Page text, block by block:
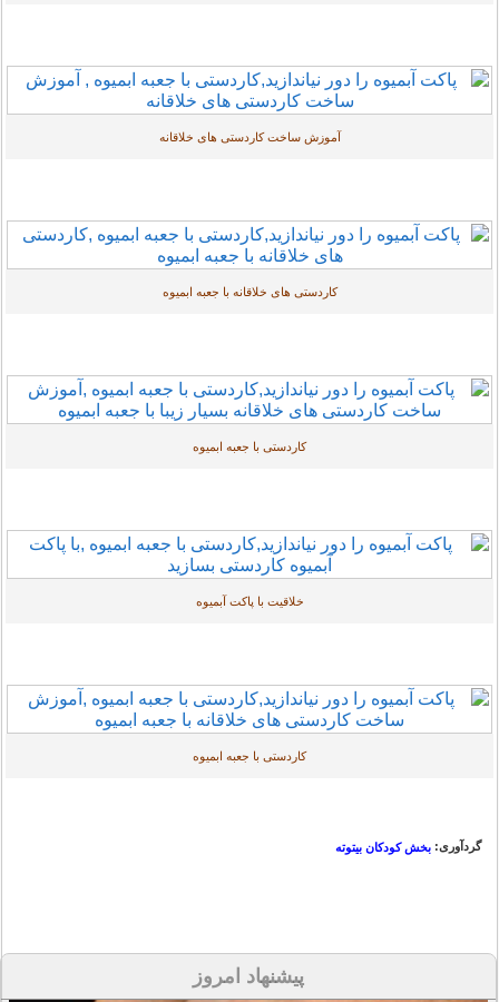
آموزش ساخت کاردستی های خلاقانه
کاردستی های خلاقانه با جعبه ابمیوه
کاردستی با جعبه ابمیوه
خلاقیت با پاکت آبمیوه
کاردستی با جعبه ابمیوه
گردآوری: بخش کودکان بیتوته
پیشنهاد امروز